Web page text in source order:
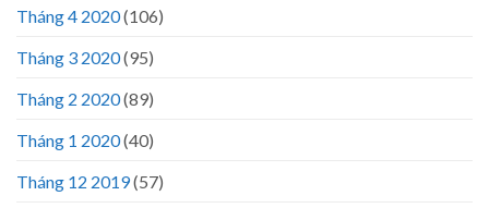
Tháng 4 2020(106)
Tháng 3 2020(95)
Tháng 2 2020(89)
Tháng 1 2020(40)
Tháng 12 2019(57)